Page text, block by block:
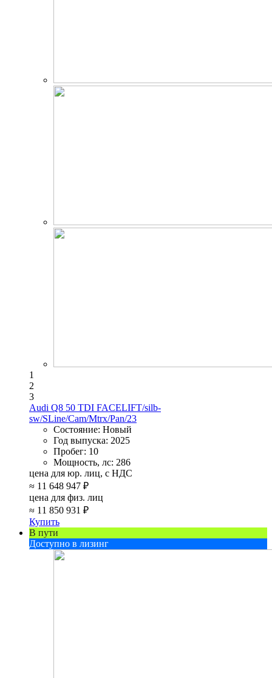
1
2
3
Audi Q8 50 TDI FACELIFT/silb-
sw/SLine/Cam/Mtrx/Pan/23
Состояние: Новый
Год выпуска: 2025
Пробег: 10
Мощность, лс: 286
цена для юр. лиц, с НДС
≈ 11 648 947 ₽
цена для физ. лиц
≈ 11 850 931 ₽
Купить
В пути
Доступно в лизинг